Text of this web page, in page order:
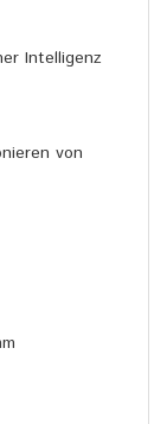
Intelligenz
von